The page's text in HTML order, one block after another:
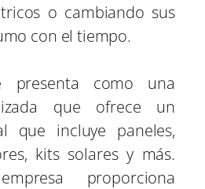
o cambiando sus
con el tiempo.
presenta como una
que ofrece un
que incluye paneles,
kits solares y más.
proporciona